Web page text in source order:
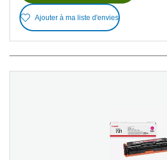
Ajouter à ma liste d'envies